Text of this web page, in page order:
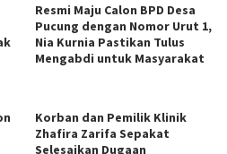
Resmi Maju Calon BPD Desa
Pucung dengan Nomor Urut 1,
Nia Kurnia Pastikan Tulus
Mengabdi untuk Masyarakat
Korban dan Pemilik Klinik
Zhafira Zarifa Sepakat
Selesaikan Dugaan